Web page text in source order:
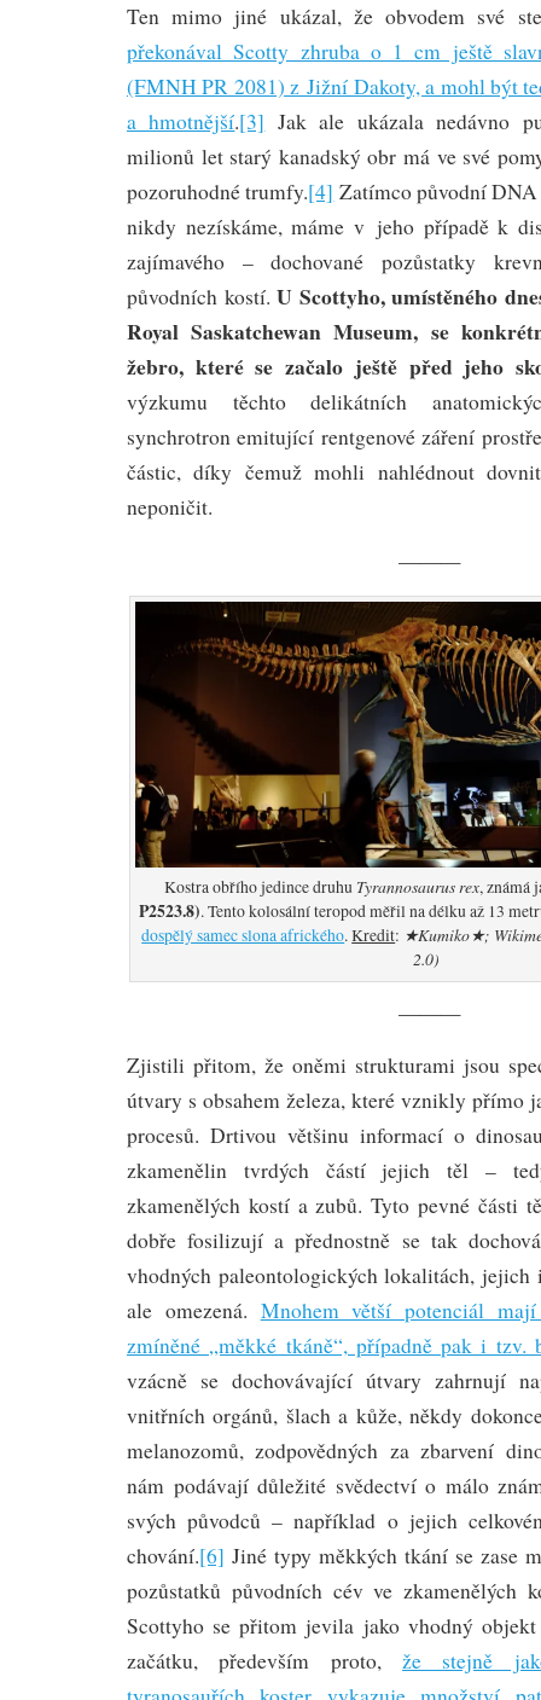
Ten mimo jiné ukázal, že obvodem své
překonával Scotty zhruba o 1 cm ještě
(FMNH PR 2081) z Jižní Dakoty, a mohl být
a hmotnější.[3] Jak ale ukázala nedávno
milionů let starý kanadský obr má ve své
pozoruhodné trumfy.[4] Zatímco původní
nikdy nezískáme, máme v jeho případě k
zajímavého – dochované pozůstatky
původních kostí.U Scottyho, umístěného
Royal Saskatchewan Museum, se
žebro, které se začalo ještě před jeho
výzkumu těchto delikátních
synchrotron emitující rentgenové záření
částic, díky čemuž mohli nahlédnout
neponičit.
———
Kostra obřího jedince druhu Tyrannosaurus rex, známá
P2523.8). Tento kolosální teropod měřil na délku až 13
dospělý samec slona afrického.Kredit: ★Kumiko★;
2.0)
———
Zjistili přitom, že oněmi strukturami jsou
útvary s obsahem železa, které vznikly přímo
procesů. Drtivou většinu informací o
zkamenělin tvrdých částí jejich těl –
zkamenělých kostí a zubů. Tyto pevné části
dobře fosilizují a přednostně se tak
vhodných paleontologických lokalitách, jejich
ale omezená. Mnohem větší potenciál
zmíněné „měkké tkáně“, případně pak i tzv.
vzácně se dochovávající útvary zahrnují
vnitřních orgánů, šlach a kůže, někdy
melanozomů, zodpovědných za zbarvení
nám podávají důležité svědectví o málo
svých původců – například o jejich
chování.[6] Jiné typy měkkých tkání se zase
pozůstatků původních cév ve zkamenělých
Scottyho se přitom jevila jako vhodný
začátku, především proto, že stejně